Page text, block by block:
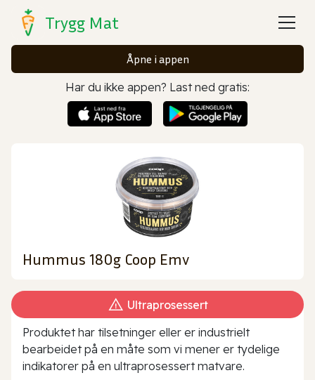
Trygg Mat
Åpne i appen
Har du ikke appen? Last ned gratis:
Hummus 180g Coop Emv
Ultraprosessert
Produktet har tilsetninger eller er industrielt
bearbeidet på en måte som vi mener er tydelige
indikatorer på en ultraprosessert matvare.